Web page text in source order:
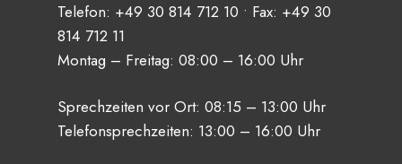
Telefon: +49 30 814 712 10 • Fax: +49 30
814 712 11
Montag – Freitag: 08:00 – 16:00 Uhr
Sprechzeiten vor Ort: 08:15 – 13:00 Uhr
Telefonsprechzeiten: 13:00 – 16:00 Uhr